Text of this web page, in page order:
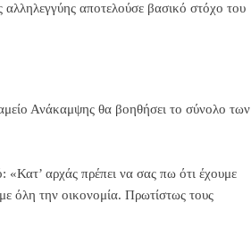
αποτελούσε βασικό στόχο του
Ανάκαμψης θα βοηθήσει το σύνολο των
αρχάς πρέπει να σας πω ότι έχουμε
όλη την οικονομία. Πρωτίστως τους